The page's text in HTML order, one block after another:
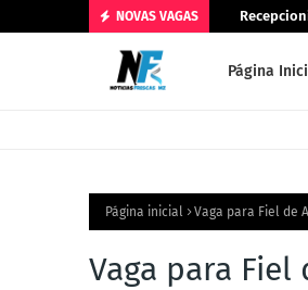
NOVAS VAGAS
Página
Página inicial Vaga para Fiel de
Vaga para Fiel